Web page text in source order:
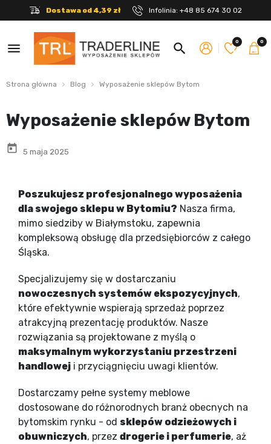
Dostawa od 4,39 zł Infolinia: +48 85 674 30 02
menu search 0 0
Strona główna Blog Wyposażenie sklepów Bytom
Wyposażenie sklepów Bytom
today 5 maja 2025
Poszukujesz profesjonalnego wyposażenia
dla swojego sklepu w Bytomiu? Nasza firma,
mimo siedziby w Białymstoku, zapewnia
kompleksową obsługę dla przedsiębiorców z całego
Śląska.
Specjalizujemy się w dostarczaniu
nowoczesnych systemów ekspozycyjnych,
które efektywnie wspierają sprzedaż poprzez
atrakcyjną prezentację produktów. Nasze
rozwiązania są projektowane z myślą o
maksymalnym wykorzystaniu przestrzeni
handlowej i przyciągnięciu uwagi klientów.
Dostarczamy pełne systemy meblowe
dostosowane do różnorodnych branż obecnych na
bytomskim rynku - od sklepów odzieżowych i
obuwniczych, przez drogerie i perfumerie, aż